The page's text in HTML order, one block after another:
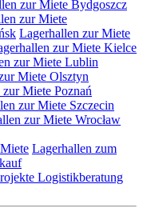
zur Miete Bydgoszcz
zur Miete
Lagerhallen zur Miete
zur Miete Kielce
zur Miete Lublin
Miete Olsztyn
Miete Poznań
zur Miete Szczecin
zur Miete Wrocław
Lagerhallen zum
Logistikberatung